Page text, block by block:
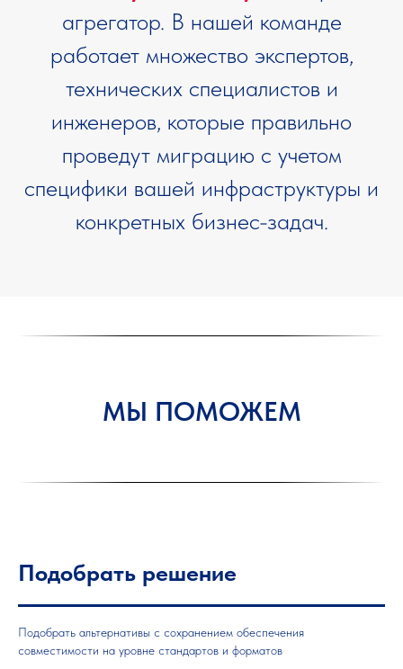
агрегатор. В нашей команде
работает множество экспертов,
технических специалистов и
инженеров, которые правильно
проведут миграцию с учетом
специфики вашей инфраструктуры и
конкретных бизнес-задач.
МЫ ПОМОЖЕМ
Подобрать решение
Подобрать альтернативы с сохранением обеспечения
совместимости на уровне стандартов и форматов